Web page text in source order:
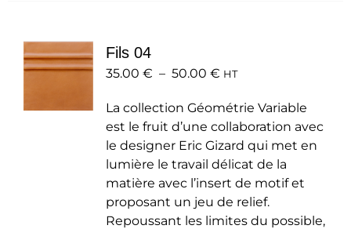
peuvent
choisies
sur
la
page
du
produit
Fils 04
35.00 € – 50.00 €Plage
prix :
35.00 €
à
50.00 €
HT
La collection Géométrie Variable
est le fruit d’une collaboration avec
le designer Eric Gizard qui met en
lumière le travail délicat de la
matière avec l’insert de motif et
proposant un jeu de relief.
Repoussant les limites du possible,